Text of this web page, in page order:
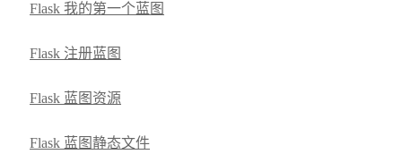
Flask 我的第一个蓝图
Flask 注册蓝图
Flask 蓝图资源
Flask 蓝图静态文件